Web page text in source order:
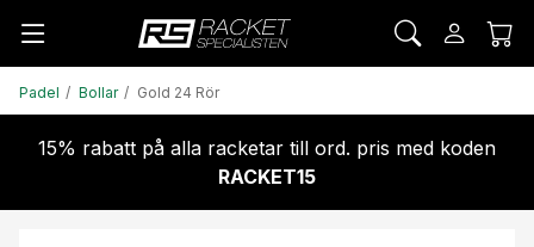
Padel Bollar Gold 24 Rör
15% rabatt på alla racketar till ord. pris med koden
RACKET15